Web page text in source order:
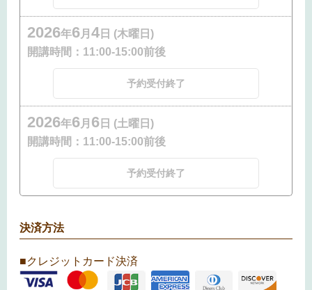
2026年6月 4 日 (木曜日)
開講時間： 11:00-15:00前後
予約受付終了
2026年6月 6 日 (土曜日)
開講時間： 11:00-15:00前後
予約受付終了
決済方法
■クレジットカード決済